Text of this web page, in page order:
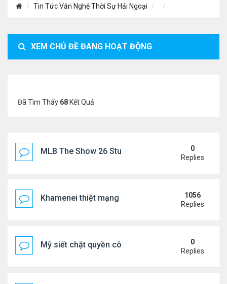
Tin Tức Văn Nghệ Thời Sự Hải Ngoại
XEM CHỦ ĐỀ ĐANG HOẠT ĐỘNG
Đã Tìm Thấy 68 Kết Quả
MLB The Show 26 Stubs Tips for Efficient
0
Replies
Khamenei thiệt mạng trong cuộc tấn công phối
1056
Replies
Mỹ siết chặt quyền công dân theo nơi sinh, mở
0
Replies